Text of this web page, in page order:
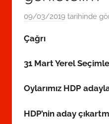
09/03/2019 tarihinde
Çağrı
31 Mart Yerel
Oylarımız HDP
HDP’nin aday